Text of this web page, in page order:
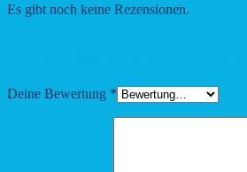
Es gibt noch keine Rezensionen.
Deine Bewertung *